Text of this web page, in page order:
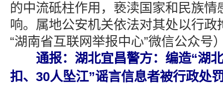
的中流砥柱作用，亵渎国家和民族情
响。属地公安机关依法对其处以行政
“湖南省互联网举报中心”微信公众号
通报：湖北宜昌警方：编造“湖
扣、30人坠江”谣言信息者被行政处